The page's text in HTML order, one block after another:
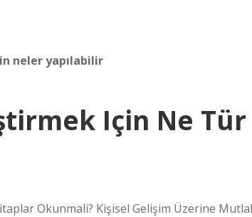
neler yapılabilir
Için Ne
Okunmali? Kişisel Gelişim Üzerine